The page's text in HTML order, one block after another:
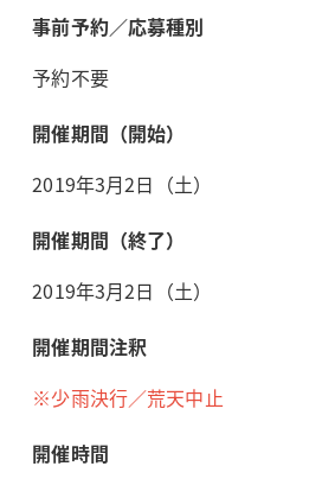
事前予約／応募種別
予約不要
開催期間（開始）
2019年3月2日（土）
開催期間（終了）
2019年3月2日（土）
開催期間注釈
※少雨決行／荒天中止
開催時間